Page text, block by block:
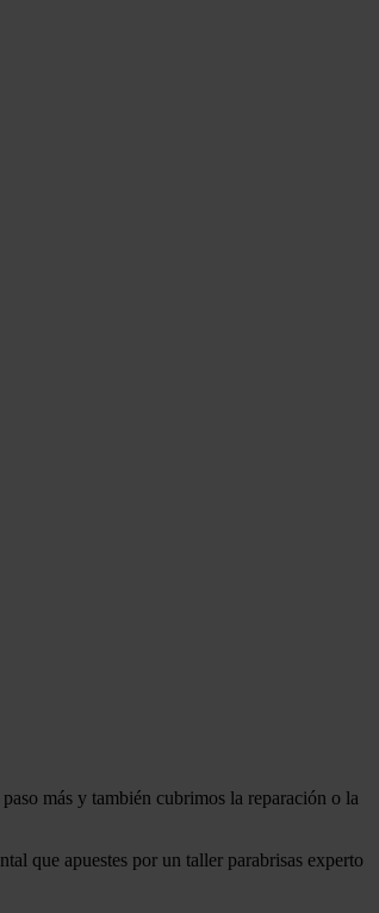
más y también cubrimos la reparación o la
que apuestes por un taller parabrisas experto